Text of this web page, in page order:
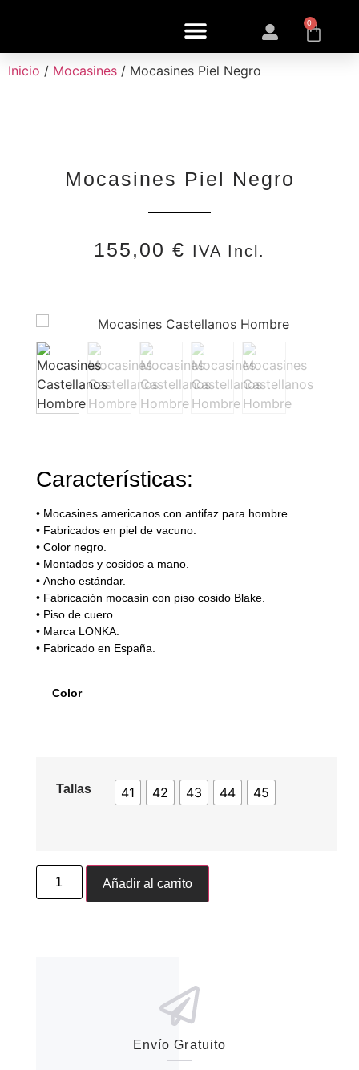
0
Inicio / Mocasines / Mocasines Piel Negro
Mocasines Piel Negro
155,00 € IVA Incl.
Características:
• Mocasines americanos con antifaz para hombre.
• Fabricados en piel de vacuno.
• Color negro.
• Montados y cosidos a mano.
• Ancho estándar.
• Fabricación mocasín con piso cosido Blake.
• Piso de cuero.
• Marca LONKA.
• Fabricado en España.
Color
Tallas 41 42 43 44 45
Añadir al carrito
Envío Gratuito